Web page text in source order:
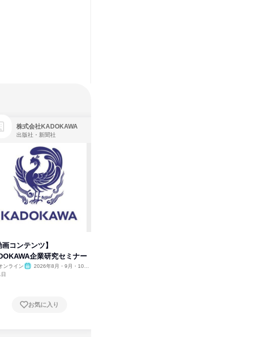
株式会社KADOKAWA
出版社・新聞社
画コンテンツ】
企業研究セミナー
ンライン
2026年8月・9月・10
お気に入り